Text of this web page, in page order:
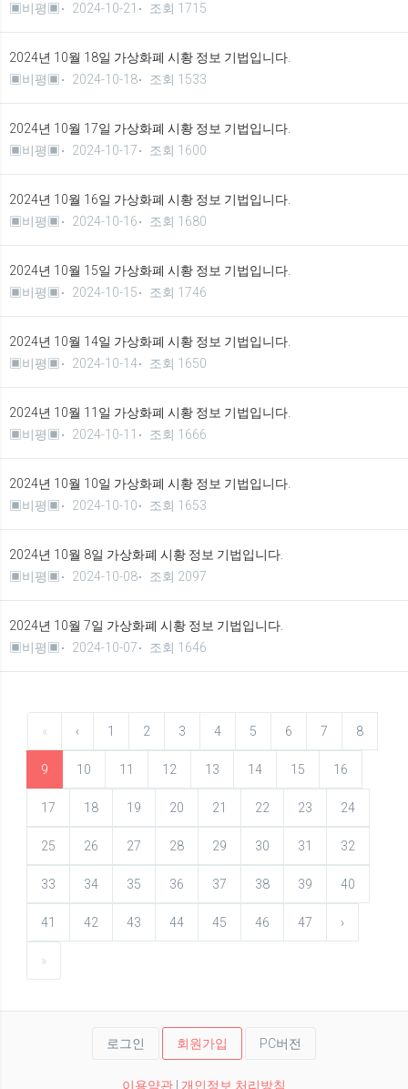
▣비평▣
2024-10-21 조회 1715
2024년 10월 18일 가상화폐 시황 정보 기법입니다.
▣비평▣
2024-10-18 조회 1533
2024년 10월 17일 가상화폐 시황 정보 기법입니다.
▣비평▣
2024-10-17 조회 1600
2024년 10월 16일 가상화폐 시황 정보 기법입니다.
▣비평▣
2024-10-16 조회 1680
2024년 10월 15일 가상화폐 시황 정보 기법입니다.
▣비평▣
2024-10-15 조회 1746
2024년 10월 14일 가상화폐 시황 정보 기법입니다.
▣비평▣
2024-10-14 조회 1650
2024년 10월 11일 가상화폐 시황 정보 기법입니다.
▣비평▣
2024-10-11 조회 1666
2024년 10월 10일 가상화폐 시황 정보 기법입니다.
▣비평▣
2024-10-10 조회 1653
2024년 10월 8일 가상화폐 시황 정보 기법입니다.
▣비평▣
2024-10-08 조회 2097
2024년 10월 7일 가상화폐 시황 정보 기법입니다.
▣비평▣
2024-10-07 조회 1646
« ‹ 1 2 3 4 5 6 7 8
9 10 11 12 13 14 15 16
17 18 19 20 21 22 23 24
25 26 27 28 29 30 31 32
33 34 35 36 37 38 39 40
41 42 43 44 45 46 47 ›
»
로그인 회원가입 PC버전
이용약관 개인정보 처리방침